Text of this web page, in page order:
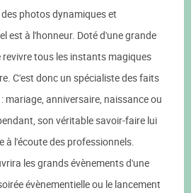
photos dynamiques et
est à l'honneur. Doté d'une grande
tous les instants magiques
C'est donc un spécialiste des faits
mariage, anniversaire, naissance ou
son véritable savoir-faire lui
à l'écoute des professionnels.
les grands évènements d'une
évènementielle ou le lancement